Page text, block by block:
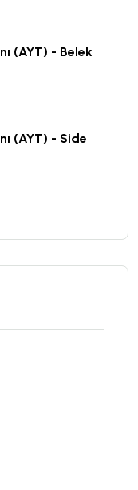
(AYT) - Belek
(AYT) - Side